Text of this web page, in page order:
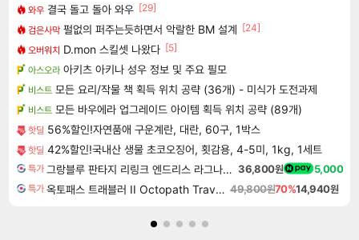
와우 결국 돌고 돌아 와우 [29]
검은사막 펄없의 퍼주는듯하면서 악랄한 BM 설계 [24]
오버워치 D.mon 스킬셋 나왔다 [5]
아스오라 아키츠 아키나 성우 정보 및 주요 필모
비스트 모든 요리/작물 책 획득 위치 공략 (36개) - 미식가 도전과제
비스트 모든 바우에라 업그레이드 아이템 획득 위치 공략 (89개)
핫딜 56%할인!자연품애 구운계란, 대란, 60구, 1박스
핫딜 42%할인!국내산 생물 초코오징어, 횟감용, 4-5미, 1kg, 1세트
특가 그랑블루 판타지 리링크 엔드리스 라그나로크 업그레이드 킷 Granblue Fantasy Relink Endless Ragnarok Upgrade Kit DLC 36,800원 5,000
특가 옥토패스 트래블러 II Octopath Traveler II 49,800원70%14,940원